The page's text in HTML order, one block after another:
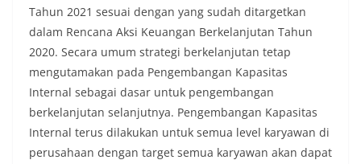
Tahun 2021 sesuai dengan yang sudah ditargetkan
dalam Rencana Aksi Keuangan Berkelanjutan Tahun
2020. Secara umum strategi berkelanjutan tetap
mengutamakan pada Pengembangan Kapasitas
Internal sebagai dasar untuk pengembangan
berkelanjutan selanjutnya. Pengembangan Kapasitas
Internal terus dilakukan untuk semua level karyawan di
perusahaan dengan target semua karyawan akan dapat